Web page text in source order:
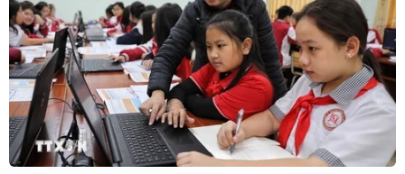
hiếm gặp
30/07/2026 08:15
Trao tặng 10 gia đình khó khăn điều
trị vô sinh hiếm muộn miễn phí 100%
30/07/2026 07:37